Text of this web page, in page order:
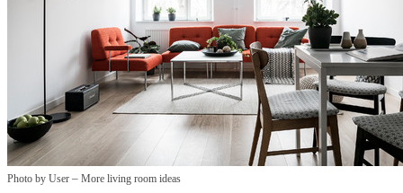
Photo by User – More living room ideas